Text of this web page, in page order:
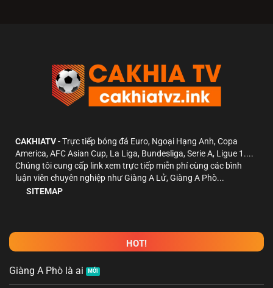
CAKHIATV- Trực tiếp bóng đá Euro, Ngoại Hạng Anh, Copa
America, AFC Asian Cup, La Liga, Bundesliga, Serie A, Ligue 1....
Chúng tôi cung cấp link xem trực tiếp miễn phí cùng các bình
luận viên chuyên nghiệp như Giàng A Lử, Giàng A Phò...
SITEMAP
HOT!
Giàng A Phò là ai